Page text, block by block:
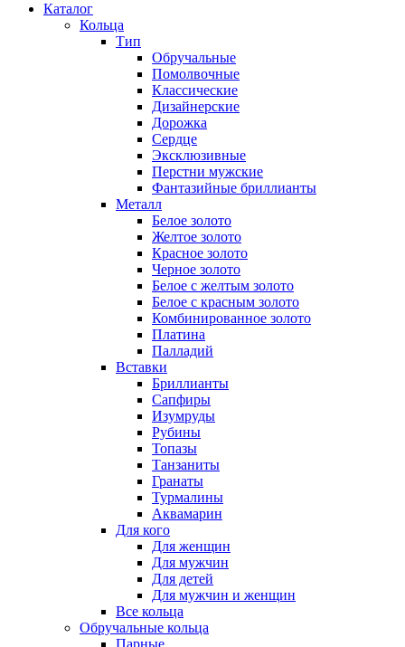
Каталог
Кольца
Тип
Обручальные
Помолвочные
Классические
Дизайнерские
Дорожка
Сердце
Эксклюзивные
Перстни мужские
Фантазийные бриллианты
Металл
Белое золото
Желтое золото
Красное золото
Черное золото
Белое с желтым золото
Белое с красным золото
Комбинированное золото
Платина
Палладий
Вставки
Бриллианты
Сапфиры
Изумруды
Рубины
Топазы
Танзаниты
Гранаты
Турмалины
Аквамарин
Для кого
Для женщин
Для мужчин
Для детей
Для мужчин и женщин
Все кольца
Обручальные кольца
Парные